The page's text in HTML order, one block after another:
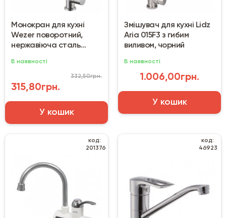
Монокран для кухні
Wezer поворотний,
нержавіюча сталь
В наявності
315,80грн.
332,50грн.
У кошик
Змішувач для кухні Lidz
Aria 015F3 з гибим
виливом, чорний
В наявності
1.006,00грн.
У кошик
код:
201376
код:
46923